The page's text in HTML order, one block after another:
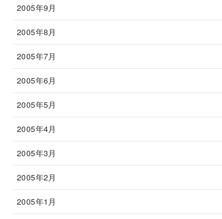
2005年9月
2005年8月
2005年7月
2005年6月
2005年5月
2005年4月
2005年3月
2005年2月
2005年1月